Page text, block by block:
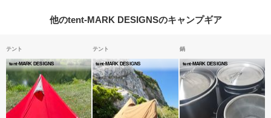
他のtent-MARK DESIGNSのキャンプギア
テント
tent-MARK DESIGNS
テント
tent-MARK DESIGNS
鍋
tent-MARK DESIGNS